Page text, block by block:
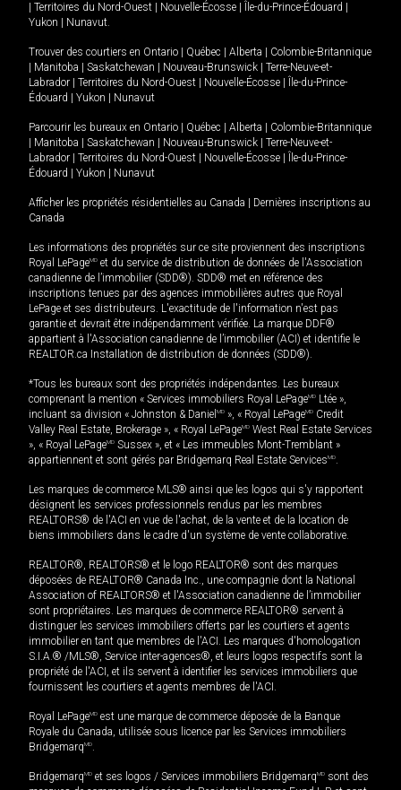
Territoires du Nord-Ouest Nouvelle-Écosse Île-du-Prince-Édouard
Yukon
Nunavut.
Trouver des courtiers en Ontario Québec Alberta
Colombie-Britannique
Manitoba Saskatchewan Nouveau-Brunswick
Terre-Neuve-et-
Labrador
Territoires du Nord-Ouest Nouvelle-Écosse
Île-du-Prince-
Édouard
Yukon Nunavut
Parcourir les bureaux en Ontario Québec Alberta
Colombie-Britannique
Manitoba Saskatchewan Nouveau-Brunswick
Terre-Neuve-et-
Labrador
Territoires du Nord-Ouest Nouvelle-Écosse
Île-du-Prince-
Édouard
Yukon Nunavut
Afficher les propriétés résidentielles au Canada
Dernières inscriptions au
Canada
Les informations des propriétés sur ce site proviennent des inscriptions
Royal LePageMD et du service de distribution de données de l'Association
canadienne de l’immobilier (SDD®). SDD® met en référence des
inscriptions tenues par des agences immobilières autres que Royal
LePage et ses distributeurs. L'exactitude de l'information n'est pas
garantie et devrait être indépendamment vérifiée. La marque DDF®
appartient à l'Association canadienne de l’immobilier (ACI) et identifie le
REALTOR.ca Installation de distribution de données (SDD®).
*Tous les bureaux sont des propriétés indépendantes. Les bureaux
comprenant la mention « Services immobiliers Royal LePageMD Ltée »,
incluant sa division « Johnston & Daniel MD », « Royal LePageMD Credit
Valley Real Estate, Brokerage », « Royal LePageMD West Real Estate Services
», « Royal LePageMD Sussex », et « Les immeubles Mont-Tremblant »
appartiennent et sont gérés par Bridgemarq Real Estate ServicesMD.
Les marques de commerce MLS® ainsi que les logos qui s'y rapportent
désignent les services professionnels rendus par les membres
REALTORS® de l'ACI en vue de l'achat, de la vente et de la location de
biens immobiliers dans le cadre d'un système de vente collaborative.
REALTOR®, REALTORS® et le logo REALTOR® sont des marques
déposées de REALTOR® Canada Inc., une compagnie dont la National
Association of REALTORS® et l'Association canadienne de l’immobilier
sont propriétaires. Les marques de commerce REALTOR® servent à
distinguer les services immobiliers offerts par les courtiers et agents
immobilier en tant que membres de l'ACI. Les marques d'homologation
S.I.A.® /MLS®, Service inter-agences®, et leurs logos respectifs sont la
propriété de l'ACI, et ils servent à identifier les services immobiliers que
fournissent les courtiers et agents membres de l'ACI.
Royal LePageMD est une marque de commerce déposée de la Banque
Royale du Canada, utilisée sous licence par les Services immobiliers
BridgemarqMD.
BridgemarqMD et ses logos / Services immobiliers BridgemarqMD sont des